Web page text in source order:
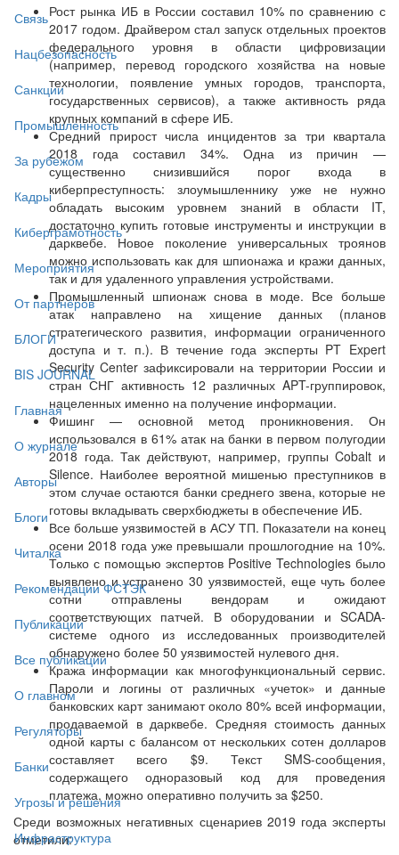
Связь
Нацбезопасность
Санкции
Промышленность
За рубежом
Кадры
Киберграмотность
Мероприятия
От партнёров
БЛОГИ
BIS JOURNAL
Главная
О журнале
Авторы
Блоги
Читалка
Рекомендации ФСТЭК
Публикации
Все публикации
О главном
Регуляторы
Банки
Угрозы и решения
Инфраструктура
Рост рынка ИБ в России составил 10% по сравнению с
2017 годом. Драйвером стал запуск отдельных проектов
федерального уровня в области цифровизации
(например, перевод городского хозяйства на новые
технологии, появление умных городов, транспорта,
государственных сервисов), а также активность ряда
крупных компаний в сфере ИБ.
Средний прирост числа инцидентов за три квартала
2018 года составил 34%. Одна из причин —
существенно снизившийся порог входа в
киберпреступность: злоумышленнику уже не нужно
обладать высоким уровнем знаний в области IT,
достаточно купить готовые инструменты и инструкции в
дарквебе. Новое поколение универсальных троянов
можно использовать как для шпионажа и кражи данных,
так и для удаленного управления устройствами.
Промышленный шпионаж снова в моде. Все больше
атак направлено на хищение данных (планов
стратегического развития, информации ограниченного
доступа и т. п.). В течение года эксперты PT Expert
Security Center зафиксировали на территории России и
стран СНГ активность 12 различных APT-группировок,
нацеленных именно на получение информации.
Фишинг — основной метод проникновения. Он
использовался в 61% атак на банки в первом полугодии
2018 года. Так действуют, например, группы Cobalt и
Silence. Наиболее вероятной мишенью преступников в
этом случае остаются банки среднего звена, которые не
готовы вкладывать сверхбюджеты в обеспечение ИБ.
Все больше уязвимостей в АСУ ТП. Показатели на конец
осени 2018 года уже превышали прошлогодние на 10%.
Только с помощью экспертов Positive Technologies было
выявлено и устранено 30 уязвимостей, еще чуть более
сотни отправлены вендорам и ожидают
соответствующих патчей. В оборудовании и SCADA-
системе одного из исследованных производителей
обнаружено более 50 уязвимостей нулевого дня.
Кража информации как многофункциональный сервис.
Пароли и логины от различных «учеток» и данные
банковских карт занимают около 80% всей информации,
продаваемой в дарквебе. Средняя стоимость данных
одной карты с балансом от нескольких сотен долларов
составляет всего $9. Текст SMS-сообщения,
содержащего одноразовый код для проведения
платежа, можно оперативно получить за $250.
Среди возможных негативных сценариев 2019 года эксперты
отметили: